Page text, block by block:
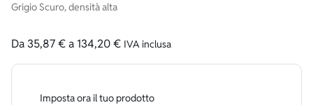
Grigio Scuro, densità alta
Da35,87€a 134,20€ IVA inclusa
Imposta ora il tuo prodotto